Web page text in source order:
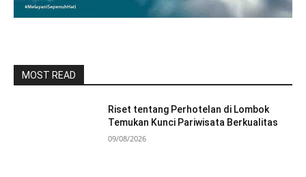
MOST READ
Riset tentang Perhotelan di Lombok
Temukan Kunci Pariwisata Berkualitas
09/08/2026